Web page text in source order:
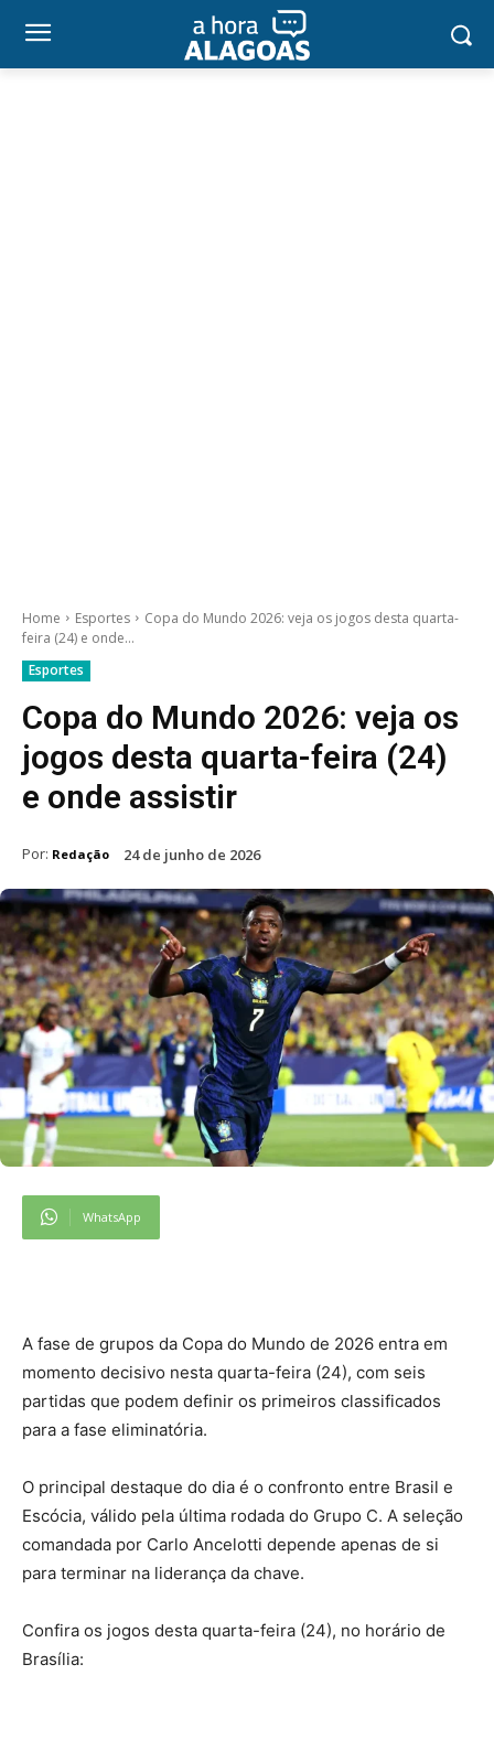
Home Esportes
Copa do Mundo 2026: veja os jogos desta quarta-
feira (24) e onde...
Esportes
Copa do Mundo 2026: veja os
jogos desta quarta-feira (24)
e onde assistir
Por: Redação 24 de junho de 2026
WhatsApp
A fase de grupos da Copa do Mundo de 2026 entra em
momento decisivo nesta quarta-feira (24), com seis
partidas que podem definir os primeiros classificados
para a fase eliminatória.
O principal destaque do dia é o confronto entre Brasil e
Escócia, válido pela última rodada do Grupo C. A seleção
comandada por Carlo Ancelotti depende apenas de si
para terminar na liderança da chave.
Confira os jogos desta quarta-feira (24), no horário de
Brasília: